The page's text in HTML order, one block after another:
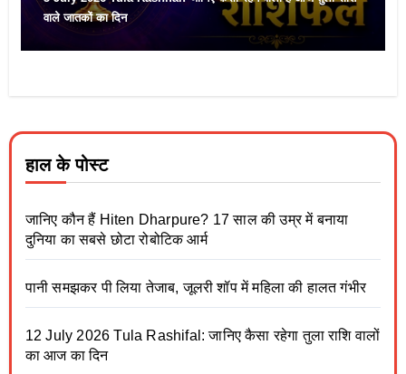
वाले जातकों का दिन
हाल के पोस्ट
जानिए कौन हैं Hiten Dharpure? 17 साल की उम्र में बनाया
दुनिया का सबसे छोटा रोबोटिक आर्म
पानी समझकर पी लिया तेजाब, जूलरी शॉप में महिला की हालत गंभीर
12 July 2026 Tula Rashifal: जानिए कैसा रहेगा तुला राशि वालों
का आज का दिन